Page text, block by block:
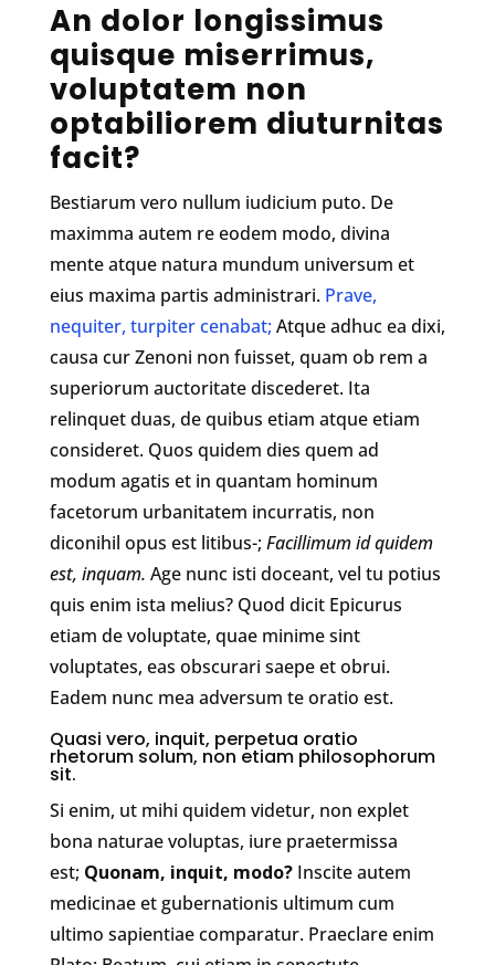
An dolor longissimus
quisque miserrimus,
voluptatem non
optabiliorem diuturnitas
facit?
Bestiarum vero nullum iudicium puto. De
maximma autem re eodem modo, divina
mente atque natura mundum universum et
eius maxima partis administrari. Prave,
nequiter, turpiter cenabat; Atque adhuc ea dixi,
causa cur Zenoni non fuisset, quam ob rem a
superiorum auctoritate discederet. Ita
relinquet duas, de quibus etiam atque etiam
consideret. Quos quidem dies quem ad
modum agatis et in quantam hominum
facetorum urbanitatem incurratis, non
diconihil opus est litibus-; Facillimum id quidem
est, inquam. Age nunc isti doceant, vel tu potius
quis enim ista melius? Quod dicit Epicurus
etiam de voluptate, quae minime sint
voluptates, eas obscurari saepe et obrui.
Eadem nunc mea adversum te oratio est.
Quasi vero, inquit, perpetua oratio
rhetorum solum, non etiam philosophorum
sit.
Si enim, ut mihi quidem videtur, non explet
bona naturae voluptas, iure praetermissa
est; Quonam, inquit, modo?Inscite autem
medicinae et gubernationis ultimum cum
ultimo sapientiae comparatur. Praeclare enim